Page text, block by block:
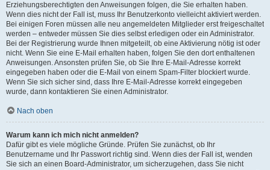
Erziehungsberechtigten den Anweisungen folgen, die Sie erhalten haben.
Wenn dies nicht der Fall ist, muss Ihr Benutzerkonto vielleicht aktiviert werden.
Bei einigen Foren müssen alle neu angemeldeten Mitglieder erst freigeschaltet
werden – entweder müssen Sie dies selbst erledigen oder ein Administrator.
Bei der Registrierung wurde Ihnen mitgeteilt, ob eine Aktivierung nötig ist oder
nicht. Wenn Sie eine E-Mail erhalten haben, folgen Sie den dort enthaltenen
Anweisungen. Ansonsten prüfen Sie, ob Sie Ihre E-Mail-Adresse korrekt
eingegeben haben oder die E-Mail von einem Spam-Filter blockiert wurde.
Wenn Sie sich sicher sind, dass Ihre E-Mail-Adresse korrekt eingegeben
wurde, dann kontaktieren Sie einen Administrator.
Nach oben
Warum kann ich mich nicht anmelden?
Dafür gibt es viele mögliche Gründe. Prüfen Sie zunächst, ob Ihr
Benutzername und Ihr Passwort richtig sind. Wenn dies der Fall ist, wenden
Sie sich an einen Board-Administrator, um sicherzugehen, dass Sie nicht